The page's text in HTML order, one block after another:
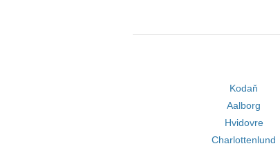
Kodaň
Aalborg
Hvidovre
Charlottenlund